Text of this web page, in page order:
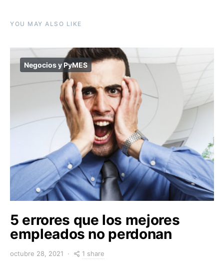
YOU MAY ALSO LIKE
Negocios y PyMES
5 errores que los mejores
empleados no perdonan
octubre 28, 2021 1 share